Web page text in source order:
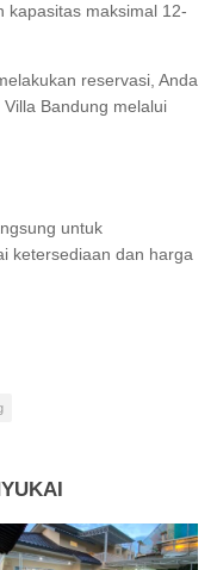
kapasitas maksimal 12-
reservasi, Anda
Bandung melalui
untuk
ketersediaan dan harga